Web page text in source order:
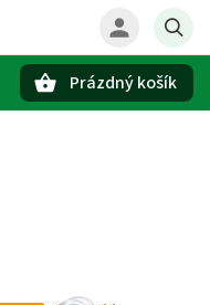
Prázdný košík